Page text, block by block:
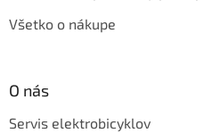
Všetko o nákupe
O nás
Servis elektrobicyklov